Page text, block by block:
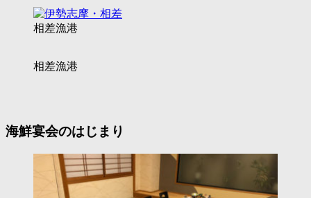
相差漁港
相差漁港
海鮮宴会のはじまり